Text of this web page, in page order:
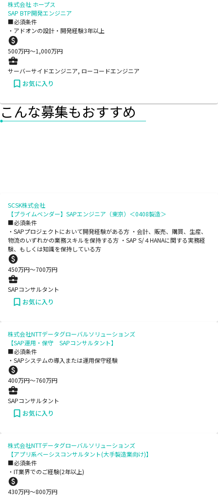
株式会社 ホープス
SAP BTP開発エンジニア
■必須条件
・アドオンの設計・開発経験3年以上
500万円〜1,000万円
サーバーサイドエンジニア, ローコードエンジニア
お気に入り
こんな募集もおすすめ
SCSK株式会社
【プライムベンダー】SAPエンジニア（東京）＜0408製造＞
■必須条件
・SAPプロジェクトにおいて開発経験がある方 ・会計、販売、購買、生産、
物流のいずれかの業務スキルを保持する方 ・SAP S/４HANAに関する実務経
験、もしくは知識を保持している方
450万円〜700万円
SAPコンサルタント
お気に入り
株式会社NTTデータグローバルソリューションズ
【SAP運用・保守 SAPコンサルタント】
■必須条件
・SAPシステムの導入または運用保守経験
400万円〜760万円
SAPコンサルタント
お気に入り
株式会社NTTデータグローバルソリューションズ
【アプリ系ベーシスコンサルタント(大手製造業向け)】
■必須条件
・IT業界でのご経験(2年以上)
430万円〜800万円